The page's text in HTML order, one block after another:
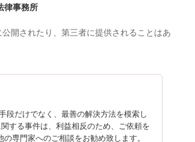
律事務所
開されたり、第三者に提供されることはあ
段だけでなく、最善の解決方法を模索し
する事件は、利益相反のため、ご依頼を
専門家へのご相談をお勧め致します。